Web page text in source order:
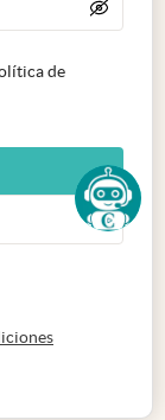
de
abre en nueva